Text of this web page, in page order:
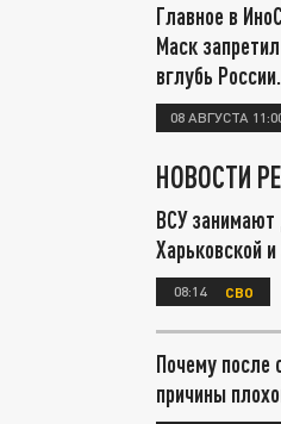
Главное в
Маск
вглубь
08 АВГУСТА
НОВОСТИ
ВСУ
Харьковской
08:14 СВО
Почему после
причины